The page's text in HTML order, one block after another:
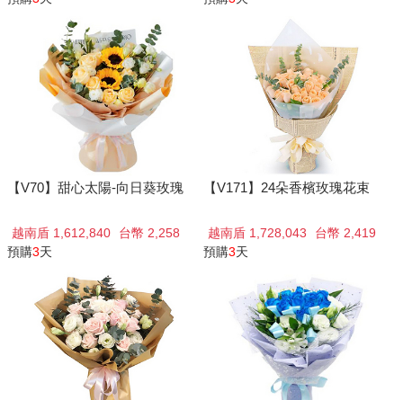
【V70】甜心太陽-向日葵玫瑰
越南盾 1,612,840
台幣 2,258
預購3天
【V171】24朵香檳玫瑰花束
越南盾 1,728,043
台幣 2,419
預購3天